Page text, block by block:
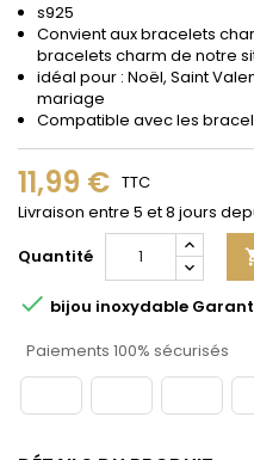
s925
Convient aux bracelets
bracelets charm de notre
idéal pour : Noël, Saint
mariage
Compatible avec les
11,99 € TTC
Livraison entre 5 et 8 jours
Quantité
 bijou inoxydable
Paiements 100% sécurisés